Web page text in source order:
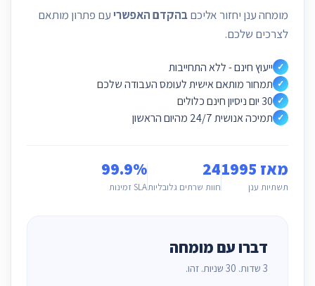
מומחה ענן יחזור אליכםבהקדם האפשרי עם פתרון מותאם
לצרכים שלכם.
✓ ייעוץ חינם - ללא התחייבות
✓ תמחור מותאם אישית לעומס העבודה שלכם
✓ 30 יום ניסיון חינם כלולים
✓ תמיכה אנושית 24/7 מהיום הראשון
מאז 1995
תשתיות ענן
24
חוות שרתים גלובליות
99.9%
SLA זמינות
דברו עם מומחה
3 שדות. 30 שניות. זהו.